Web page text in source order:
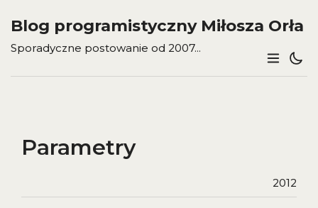
Blog programistyczny Miłosza Orła
Sporadyczne postowanie od 2007...
Parametry
2012